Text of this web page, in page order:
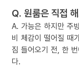
Q. 원룸은 직접
A. 가능은 하지만 주
비 체감이 떨어질 때
짐 들어오기 전, 한
다.